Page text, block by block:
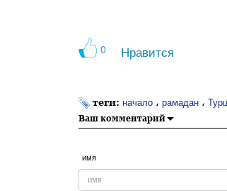
0 Нравится
теги: начало ، рамадан ،
Ваш комментарий
имя